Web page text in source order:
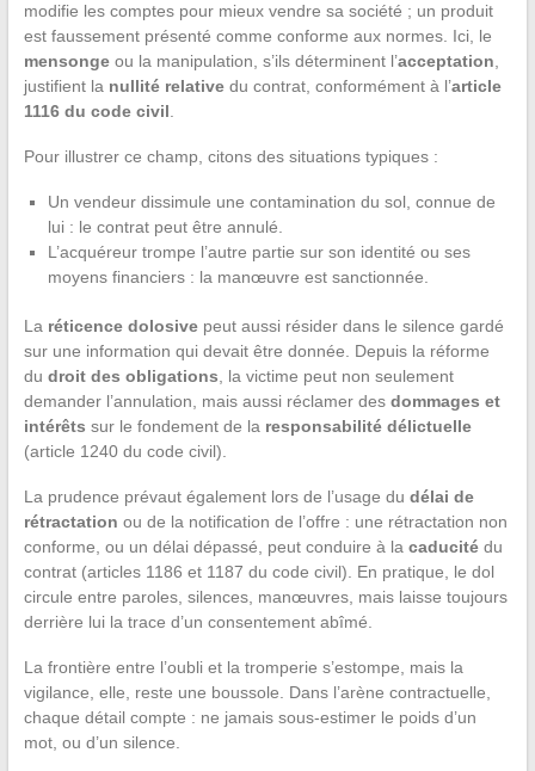
modifie les comptes pour mieux vendre sa société ; un produit
est faussement présenté comme conforme aux normes. Ici, le
mensongeou la manipulation, s’ils déterminent l’acceptation
justifient la nullité relativedu contrat, conformément à l’article
1116 du code civil
Pour illustrer ce champ, citons des situations typiques :
Un vendeur dissimule une contamination du sol, connue de
lui : le contrat peut être annulé.
L’acquéreur trompe l’autre partie sur son identité ou ses
moyens financiers : la manœuvre est sanctionnée.
La réticence dolosivepeut aussi résider dans le silence gardé
sur une information qui devait être donnée. Depuis la réforme
du droit des obligations , la victime peut non seulement
demander l’annulation, mais aussi réclamer des dommages et
intérêts sur le fondement de la responsabilité délictuelle
(article 1240 du code civil).
La prudence prévaut également lors de l’usage du délai de
rétractation ou de la notification de l’offre : une rétractation non
conforme, ou un délai dépassé, peut conduire à la caducitédu
contrat (articles 1186 et 1187 du code civil). En pratique, le dol
circule entre paroles, silences, manœuvres, mais laisse toujours
derrière lui la trace d’un consentement abîmé.
La frontière entre l’oubli et la tromperie s’estompe, mais la
vigilance, elle, reste une boussole. Dans l’arène contractuelle,
chaque détail compte : ne jamais sous-estimer le poids d’un
mot, ou d’un silence.